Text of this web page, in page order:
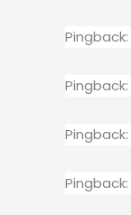
Pingback:
Pingback:
Pingback:
Pingback: